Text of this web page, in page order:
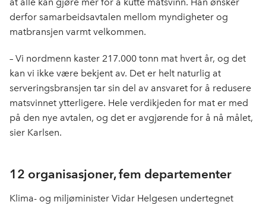
derfor samarbeidsavtalen mellom myndigheter og
matbransjen varmt velkommen.
– Vi nordmenn kaster 217.000 tonn mat hvert år, og det
kan vi ikke være bekjent av. Det er helt naturlig at
serveringsbransjen tar sin del av ansvaret for å redusere
matsvinnet ytterligere. Hele verdikjeden for mat er med
på den nye avtalen, og det er avgjørende for å nå målet,
sier Karlsen.
12 organisasjoner, fem departementer
Klima- og miljøminister Vidar Helgesen undertegnet